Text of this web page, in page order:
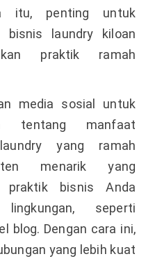
itu, penting untuk
bisnis laundry kiloan
praktik ramah
media sosial untuk
tentang manfaat
yang ramah
menarik yang
praktik bisnis Anda
seperti
blog. Dengan cara ini,
yang lebih kuat